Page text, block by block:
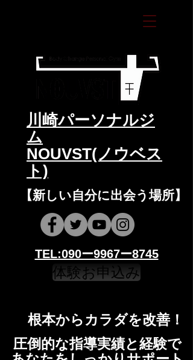
​川崎パーソナルジ
ム
NOUVST(ノウベス
ト)
​​【新しい自分に出会う場所】
​​TEL:090ー9967ー8745
体験お申込み
​根本からカラダを改善！​​
​​圧倒的な指導実績と経験で